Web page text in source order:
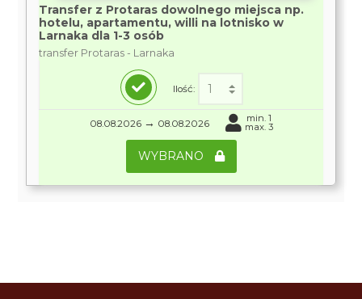
Transfer z Protaras dowolnego miejsca np.
hotelu, apartamentu, willi na lotnisko w
Larnaka dla 1-3 osób
transfer Protaras - Larnaka
Ilość:
08.08.2026 → 08.08.2026 min. 1
max. 3
WYBRANO